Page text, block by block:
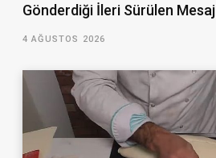
Gönderdiği İleri Sürülen Mesaj
4 AĞUSTOS 2026